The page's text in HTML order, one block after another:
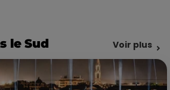
le Sud Voir plus